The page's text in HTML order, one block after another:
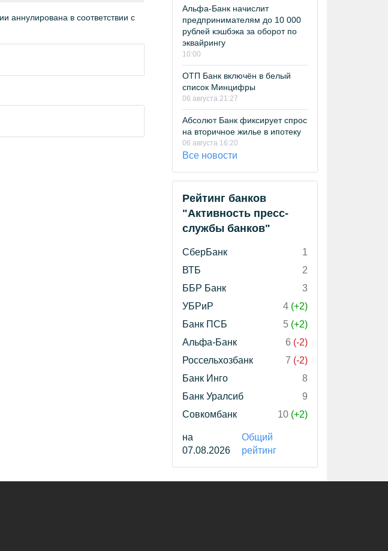
в соответствии с
Альфа-Банк начислит
предпринимателям до 10 000
рублей кэшбэка за оборот по
эквайрингу
10:00
ОТП Банк включён в белый
список Минцифры
06 августа 21:27
Абсолют Банк фиксирует спрос
на вторичное жилье в ипотеку
06 августа 16:20
Все новости
Рейтинг банков
"Активность пресс-
службы банков"
СберБанк
1
ВТБ
2
ББР Банк
3
УБРиР
4 (+2)
Банк ПСБ
5 (+2)
Альфа-Банк
6 (-2)
Россельхозбанк
7 (-2)
Банк Инго
8
Банк Уралсиб
9
Совкомбанк
10 (+2)
на
07.08.2026
Общий
рейтинг